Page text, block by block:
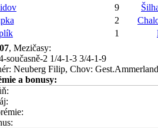
9
2
1
, Mezičasy:
2 1/4-1-3 3/4-1-9
Neuberg Filip, Chov: Gest.Ammerland
a bonusy: